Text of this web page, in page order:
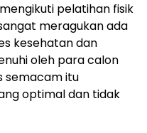
pelatihan fisik
meragukan ada
kesehatan dan
oleh para calon
semacam itu
optimal dan tidak